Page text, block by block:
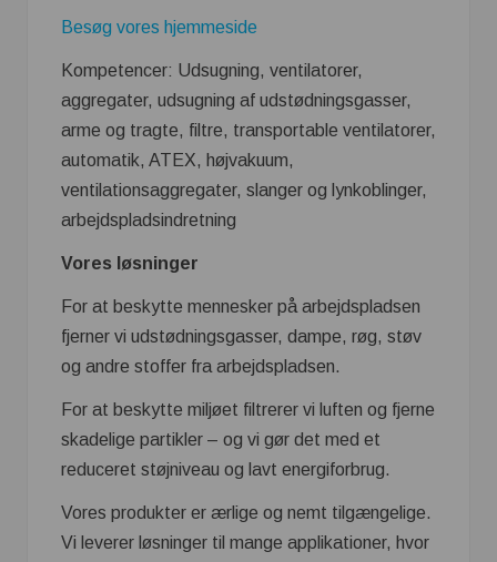
Besøg vores hjemmeside
Kompetencer: Udsugning, ventilatorer,
aggregater, udsugning af udstødningsgasser,
arme og tragte, filtre, transportable ventilatorer,
automatik, ATEX, højvakuum,
ventilationsaggregater, slanger og lynkoblinger,
arbejdspladsindretning
Vores løsninger
For at beskytte mennesker på arbejdspladsen
fjerner vi udstødningsgasser, dampe, røg, støv
og andre stoffer fra arbejdspladsen.
For at beskytte miljøet filtrerer vi luften og fjerne
skadelige partikler – og vi gør det med et
reduceret støjniveau og lavt energiforbrug.
Vores produkter er ærlige og nemt tilgængelige.
Vi leverer løsninger til mange applikationer, hvor